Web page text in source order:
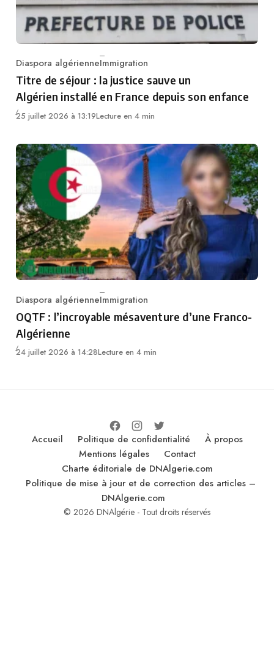
Category
Diaspora algérienneImmigration
Titre de séjour : la justice sauve un
Algérien installé en France depuis son enfance
25 juillet 2026 à 13:19Lecture en 4 min
Category
Diaspora algérienneImmigration
OQTF : l’incroyable mésaventure d’une Franco-
Algérienne
24 juillet 2026 à 14:28Lecture en 4 min
Accueil Politique de confidentialité
À propos
Mentions légales
Contact
Charte éditoriale de DNAlgerie.com
Politique de mise à jour et de correction des articles –
DNAlgerie.com
© 2026 DNAlgérie - Tout droits réservés